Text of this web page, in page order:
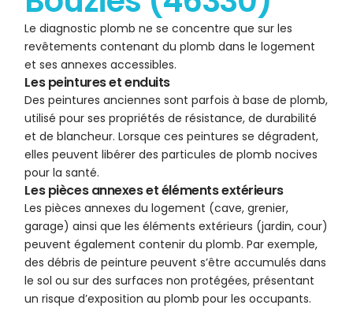
Le diagnostic plomb ne se concentre que sur les
revêtements contenant du plomb dans le logement
et ses annexes accessibles.
Les peintures et enduits
Des peintures anciennes sont parfois à base de plomb,
utilisé pour ses propriétés de résistance, de durabilité
et de blancheur. Lorsque ces peintures se dégradent,
elles peuvent libérer des particules de plomb nocives
pour la santé.
Les pièces annexes et éléments extérieurs
Les pièces annexes du logement (cave, grenier,
garage) ainsi que les éléments extérieurs (jardin, cour)
peuvent également contenir du plomb. Par exemple,
des débris de peinture peuvent s’être accumulés dans
le sol ou sur des surfaces non protégées, présentant
un risque d’exposition au plomb pour les occupants.